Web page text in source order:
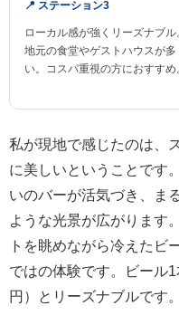
📍 ステーション3
ローカル感が強くリーズナブル
地元の食堂やゲストハウスが多
い。コスパ重視の方におすすめ
私が現地で感じたのは、
に美しいということです
いのバーが活気づき、ま
ような光景が広がります
トを眺めながら冷えたビ
ではの体験です。ビール
円）とリーズナブルです。